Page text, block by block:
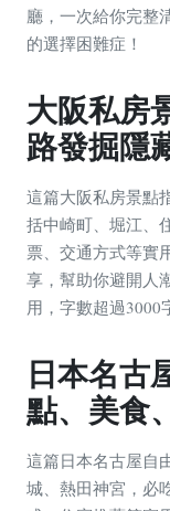
廳，一次給你完整
的選擇困難症！
大阪私房
路發掘隱
這篇大阪私房景點
括中崎町、堀江、
票、交通方式等實
享，幫助你避開人
用，字數超過3000
日本名古
點、美食
這篇日本名古屋自
城、熱田神宮，必